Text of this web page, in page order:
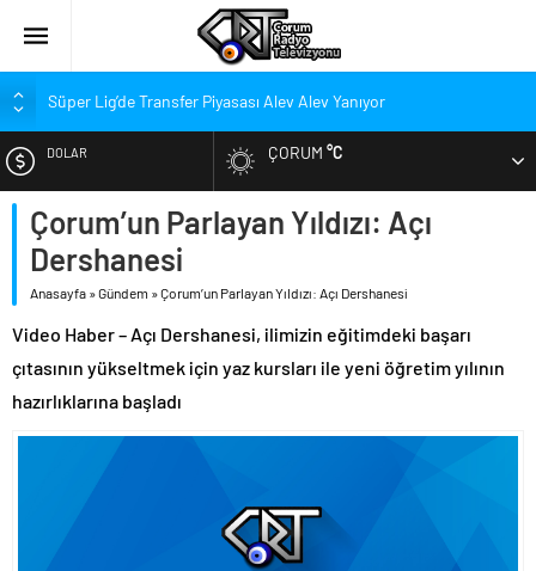
Süper Lig’de Transfer Piyasası Alev Alev Yanıyor
Gökel’den Çorum’a: Balçık’ın Yükünü Hafifletmeliyiz
Kırmızı-Siyahlılarda Yeni Rota Çorum mu, İstanbul mu?
Penetra, Süper Lig’in En Değerli Kaçıncı Stoperi Oldu?
Arca Çorum FK Yeni Sponsorunu Açıkladı
Gazi Caddesi’nin Trafiğe Açılacağı Tarih Belli Oldu
DOLAR
ALTIN
BIST
ÇORUM°C
Çorum’un Parlayan Yıldızı: Açı
Dershanesi
Anasayfa »Gündem »Çorum’un Parlayan Yıldızı: Açı Dershanesi
Video Haber – Açı Dershanesi, ilimizin eğitimdeki başarı
çıtasının yükseltmek için yaz kursları ile yeni öğretim yılının
hazırlıklarına başladı